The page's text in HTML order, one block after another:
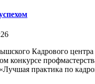
Кадрового
конкурсе
практика по